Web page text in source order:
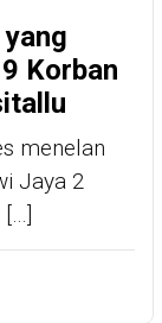
Korban
menelan
Jaya 2